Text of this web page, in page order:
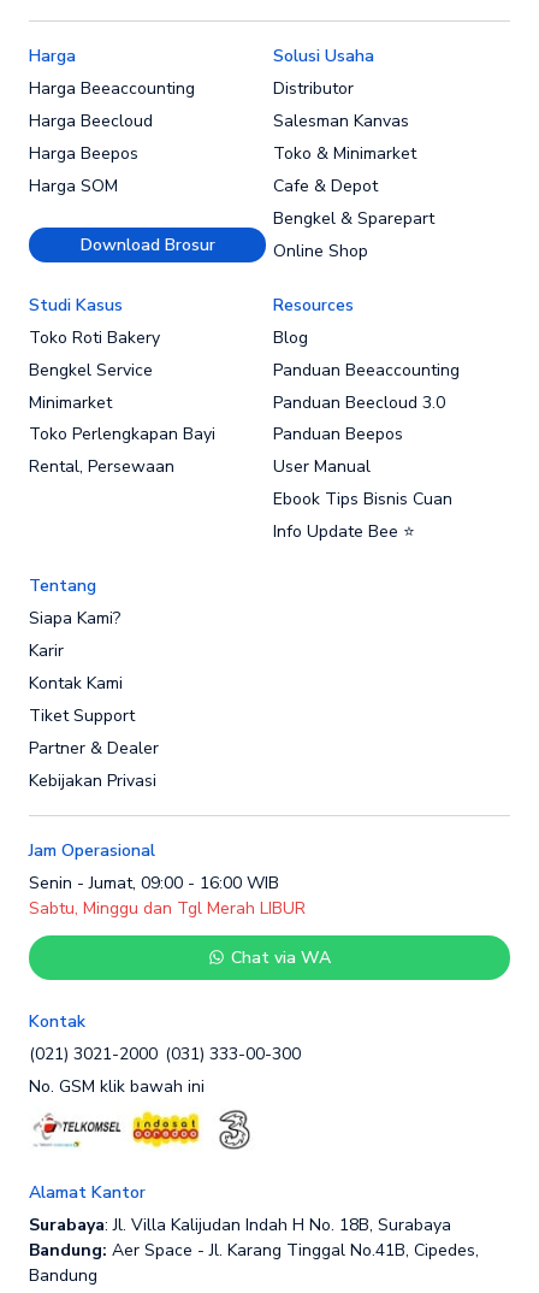
Harga
Harga Beeaccounting
Harga Beecloud
Harga Beepos
Harga SOM
Download Brosur
Solusi Usaha
Distributor
Salesman Kanvas
Toko & Minimarket
Cafe & Depot
Bengkel & Sparepart
Online Shop
Studi Kasus
Toko Roti Bakery
Bengkel Service
Minimarket
Toko Perlengkapan Bayi
Rental, Persewaan
Resources
Blog
Panduan Beeaccounting
Panduan Beecloud 3.0
Panduan Beepos
User Manual
Ebook Tips Bisnis Cuan
Info Update Bee ⭐
Tentang
Siapa Kami?
Karir
Kontak Kami
Tiket Support
Partner & Dealer
Kebijakan Privasi
Jam Operasional
Senin - Jumat, 09:00 - 16:00 WIB
Sabtu, Minggu dan Tgl Merah LIBUR
Chat via WA
Kontak
(021) 3021-2000 (031) 333-00-300
No. GSM klik bawah ini
Alamat Kantor
Surabaya: Jl. Villa Kalijudan Indah H No. 18B, Surabaya
Bandung: Aer Space - Jl. Karang Tinggal No.41B, Cipedes,
Bandung